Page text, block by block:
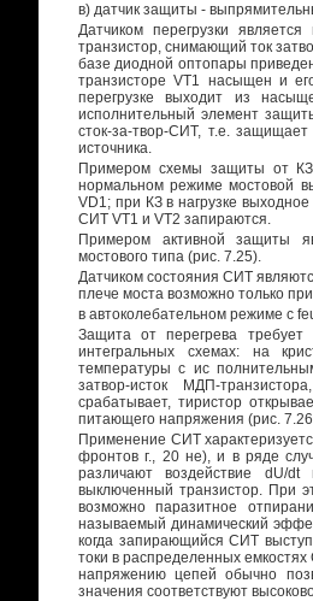
в) датчик защиты -
Датчиком перегрузки
транзистор, снимающий ток
базе диодной оптопары
транзисторе VT1 насыщен и
перегрузке выходит из
исполнительный элемент
сток-за-твор-СИТ, т.е.
источника.
Примером схемы защиты от
нормальном режиме мостовой
VD1; при КЗ в нагрузке
СИТ VT1 и VT2 запираются.
Примером активной защиты
мостового типа (рис. 7.25).
Датчиком состояния СИТ
плече моста возможно только
в автоколебательном режиме с
Защита от перегрева требует
интегральных схемах: на
температуры с ис
затвор-исток МДП-
срабатывает, тиристор
питающего напряжения (рис.
Применение СИТ
фронтов г., 20 не), и в ряде
различают воздействие dU/
выключенный транзистор. При
возможно паразитное
называемый динамический
когда запирающийся СИТ
токи в распределенных
напряжению цепей обычно
значения соответствуют